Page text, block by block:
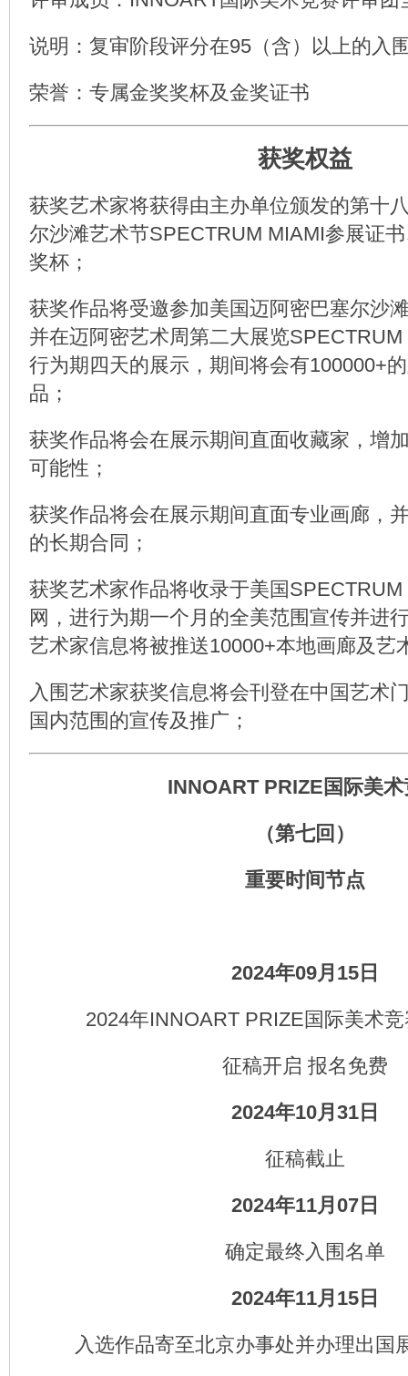
说明：复审阶段评分在95（含）以上的入
荣誉：专属金奖奖杯及金奖证书
获奖权益
获奖艺术家将获得由主办单位颁发的第十
尔沙滩艺术节SPECTRUM MIAMI参展证
奖杯；
获奖作品将受邀参加美国迈阿密巴塞尔沙
并在迈阿密艺术周第二大展览
行为期四天的展示，期间将会有100000+
品；
获奖作品将会在展示期间直面收藏家，增
可能性；
获奖作品将会在展示期间直面专业画廊，
的长期合同；
获奖艺术家作品将收录于美国
网，进行为期一个月的全美范围宣传并进
艺术家信息将被推送10000+本地画廊及艺
入围艺术家获奖信息将会刊登在中国艺术
国内范围的宣传及推广；
INNOART PRIZE国际美术
（第七回）
重要时间节点
2024年09月15日
2024年INNOART PRIZE国际美术
征稿开启 报名免费
2024年10月31日
征稿截止
2024年11月07日
确定最终入围名单
2024年11月15日
入选作品寄至北京办事处并办理出国